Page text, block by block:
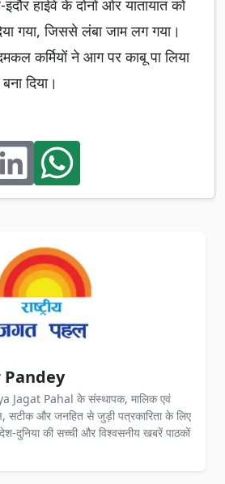
हाईवे के दोनों ओर यातायात को
गया, जिससे लंबा जाम लग गया।
कर्मियों ने आग पर काबू पा लिया
दिया।
Jagat Pahal के संस्थापक, मालिक एवं
सटीक और जनहित से जुड़ी पत्रकारिता के लिए
दुनिया की सच्ची और विश्वसनीय खबरें पाठकों